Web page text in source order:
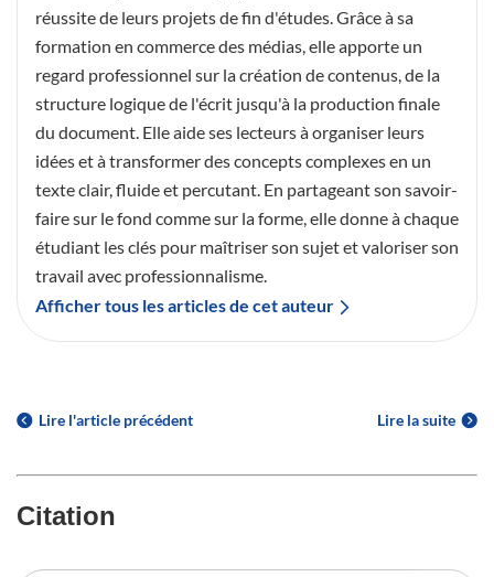
réussite de leurs projets de fin d'études. Grâce à sa
formation en commerce des médias, elle apporte un
regard professionnel sur la création de contenus, de la
structure logique de l'écrit jusqu'à la production finale
du document. Elle aide ses lecteurs à organiser leurs
idées et à transformer des concepts complexes en un
texte clair, fluide et percutant. En partageant son savoir-
faire sur le fond comme sur la forme, elle donne à chaque
étudiant les clés pour maîtriser son sujet et valoriser son
travail avec professionnalisme.
Afficher tous les articles de cet auteur
Lire l'article précédent Lire la suite
Citation